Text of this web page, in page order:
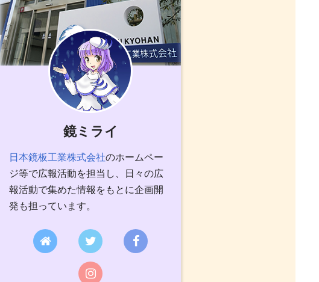
鏡ミライ
日本鏡板工業株式会社のホームペー
ジ等で広報活動を担当し、日々の広
報活動で集めた情報をもとに企画開
発も担っています。